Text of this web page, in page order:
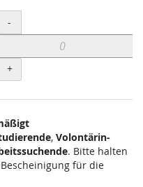
Menge
-
+
, Volon­tärin­
. Bitte halten
für die